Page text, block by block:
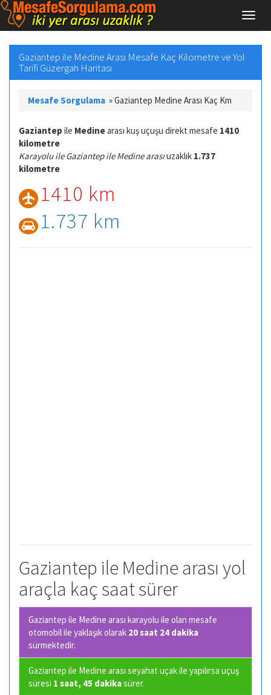
Gaziantep ile Medine Arası Mesafe Kaç Kilometre ve Yol
Tarifi Güzergah Haritası
Mesafe Sorgulama »Gaziantep Medine Arası Kaç Km
Gaziantep ile Medinearası kuş uçuşu direkt mesafe 1410
kilometre
Karayolu ile Gaziantep ile Medine arasıuzaklık 1.737
kilometre
1410 km
1.737 km
Gaziantep ile Medine arası yol
araçla kaç saat sürer
Gaziantep ile Medine arası karayolu ile olan mesafe
otomobil ile yaklaşık olarak 20 saat 24 dakika
sürmektedir.
Gaziantep ile Medine arası seyahat uçak ile yapılırsa uçuş
süresi 1 saat, 45 dakikasürer.